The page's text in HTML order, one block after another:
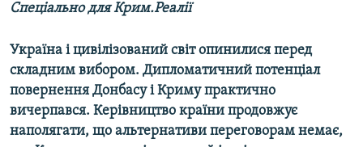
Спеціально для Крим.Реалії
Україна і цивілізований світ опинилися перед
складним вибором. Дипломатичний потенціал
повернення Донбасу і Криму практично
вичерпався. Керівництво країни продовжує
наполягати, що альтернативи переговорам немає,